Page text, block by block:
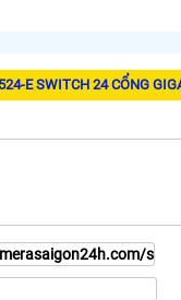
E SWITCH 24 CỔNG